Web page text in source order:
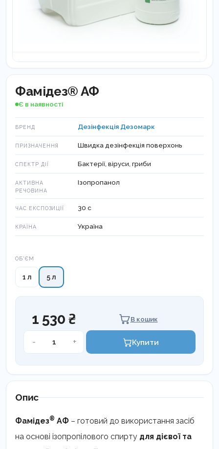
Фамідез® АФ
Є в наявності
БРЕНД Дезінфекція Дезомарк
ПРИЗНАЧЕННЯ Швидка дезінфекція поверхонь
СПЕКТР ДІЇ Бактерії, віруси, гриби
АКТИВНА
РЕЧОВИНА
Ізопропанол
ЧАС ЕКСПОЗИЦІЇ 30 с
КРАЇНА Україна
ОБ'ЄМ
1 л 5 л
1 530 ₴ В кошик
-
Фамідез®
+ Купити
Опис
Фамідез® АФ – готовий до використання засіб
на основі ізопропілового спирту для дієвої та